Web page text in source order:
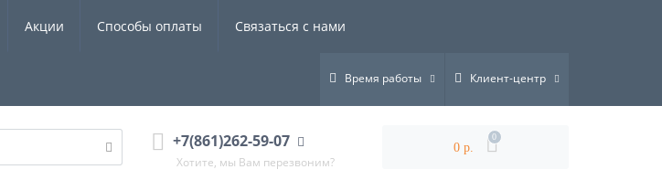
Акции Способы оплаты Связаться с нами
Время работы Клиент-центр
+7(861)262-59-07
Хотите, мы Вам перезвоним?
0 р.
0